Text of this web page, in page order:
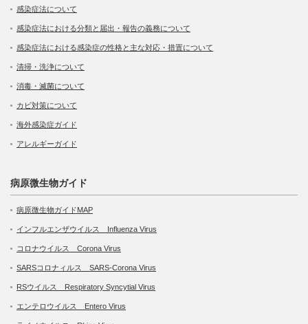
感染症法について
感染症法における分類と届出・報告の義務について
感染症法における感染症の性格と主な対応・措置について
清掃・洗浄について
消毒・滅菌について
カビ対策について
海外感染症ガイド
アレルギーガイド
病原微生物ガイド
病原微生物ガイドMAP
インフルエンザウイルス Influenza Virus
コロナウイルス Corona Virus
SARSコロナィルス SARS-Corona Virus
RSウイルス Respiratory Syncytial Virus
エンテロウイルス Entero Virus